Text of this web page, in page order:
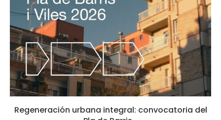
Regeneración urbana integral: convocatoria del